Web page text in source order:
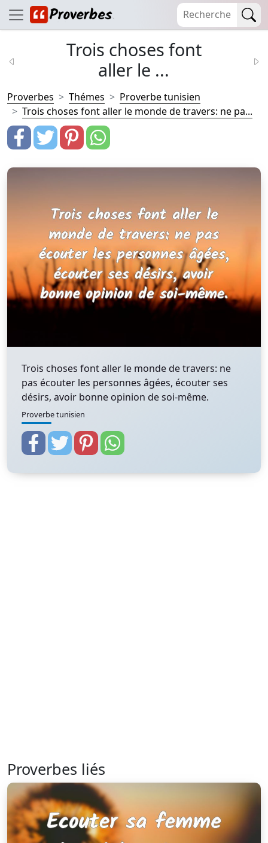
Trois choses font
aller le ...
Proverbes Thémes
Proverbe tunisien
Trois choses font aller le monde de travers: ne pa...
Trois choses font aller le monde de travers: ne
pas écouter les personnes âgées, écouter ses
désirs, avoir bonne opinion de soi-même.
Proverbe tunisien
Proverbes liés